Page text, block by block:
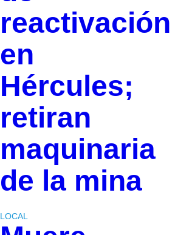
reactivación
en
Hércules;
retiran
maquinaria
de la mina
LOCAL